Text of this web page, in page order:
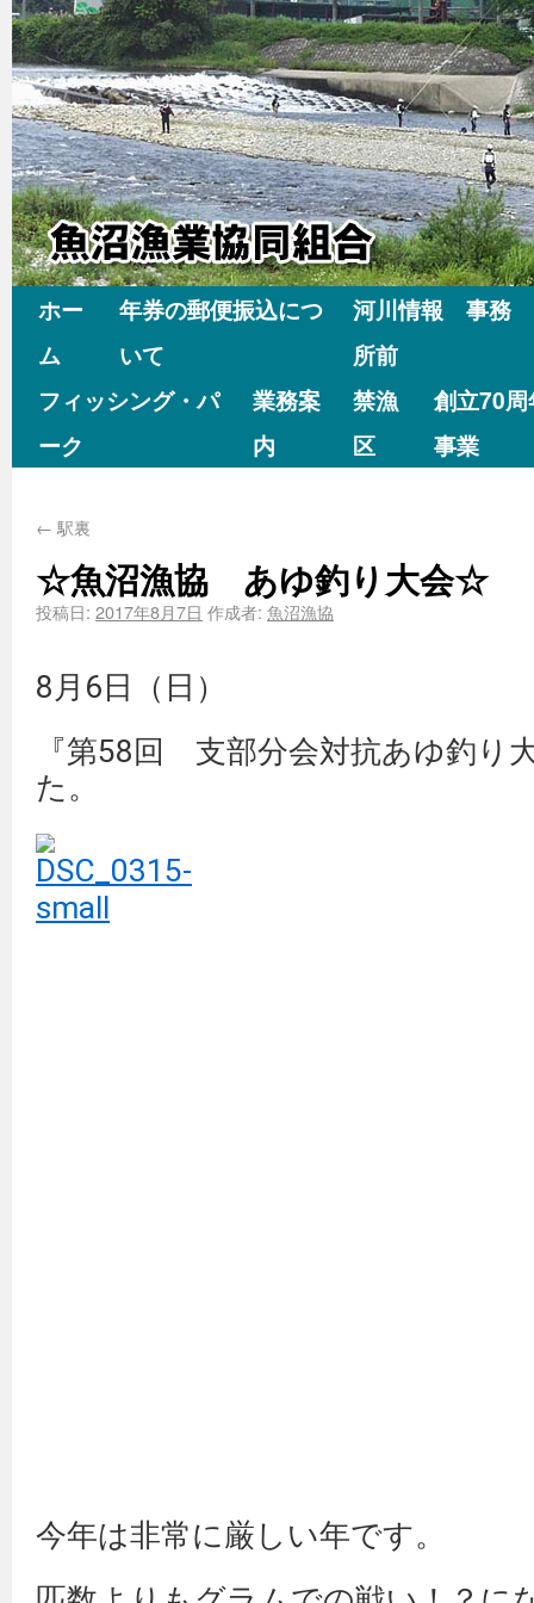
ホー
ム
年券の郵便振込につ
いて
河川情報 事務
所前
フィッシング・パ
ーク
業務案
内
禁漁
区
創立70
事業
← 駅裏
☆魚沼漁協 あゆ釣り大会☆
投稿日: 2017年8月7日 作成者: 魚沼漁協
8月6日（日）
『第58回 支部分会対抗あゆ釣り
た。
今年は非常に厳しい年です。